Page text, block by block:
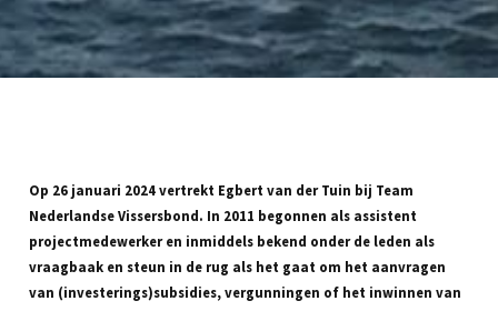
Op 26 januari 2024 vertrekt Egbert van der Tuin bij Team
Nederlandse Vissersbond. In 2011 begonnen als assistent
projectmedewerker en inmiddels bekend onder de leden als
vraagbaak en steun in de rug als het gaat om het aanvragen
van (investerings)subsidies, vergunningen of het inwinnen van